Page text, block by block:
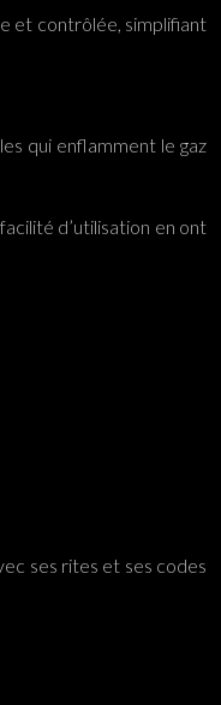
et contrôlée, simplifiant
qui enflamment le gaz
d’utilisation en ont
ses rites et ses codes